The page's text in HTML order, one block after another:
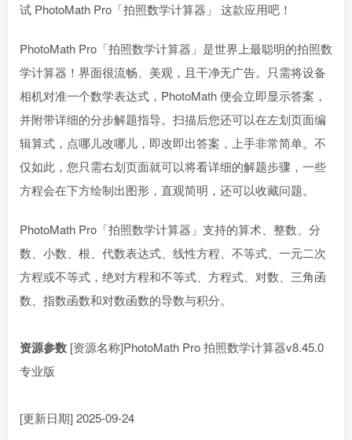
试 PhotoMath Pro「拍照数学计算器」 这款应用吧！
PhotoMath Pro「拍照数学计算器」是世界上最聪明的拍照数
学计算器！界面很流畅、美观，且干净无广告。只需将设备
相机对准一个数学表达式，PhotoMath 便会立即显示答案，
并附带详细的分步解题指导。扫描后您还可以在左划页面编
辑算式，点哪儿改哪儿，即改即出答案，上手非常简单。不
仅如此，您只需右划页面就可以将看详细的解题步骤，一些
方程会在下方绘制出图形，直观简明，还可以收藏问题。
PhotoMath Pro「拍照数学计算器」支持的算术、整数、分
数、小数、根、代数表达式、线性方程、不等式、一元二次
方程或不等式，绝对方程和不等式、方程式、对数、三角函
数、指数函数和对数函数的导数与积分。
资源参数 [资源名称]PhotoMath Pro 拍照数学计算器v8.45.0
专业版
[更新日期] 2025-09-24